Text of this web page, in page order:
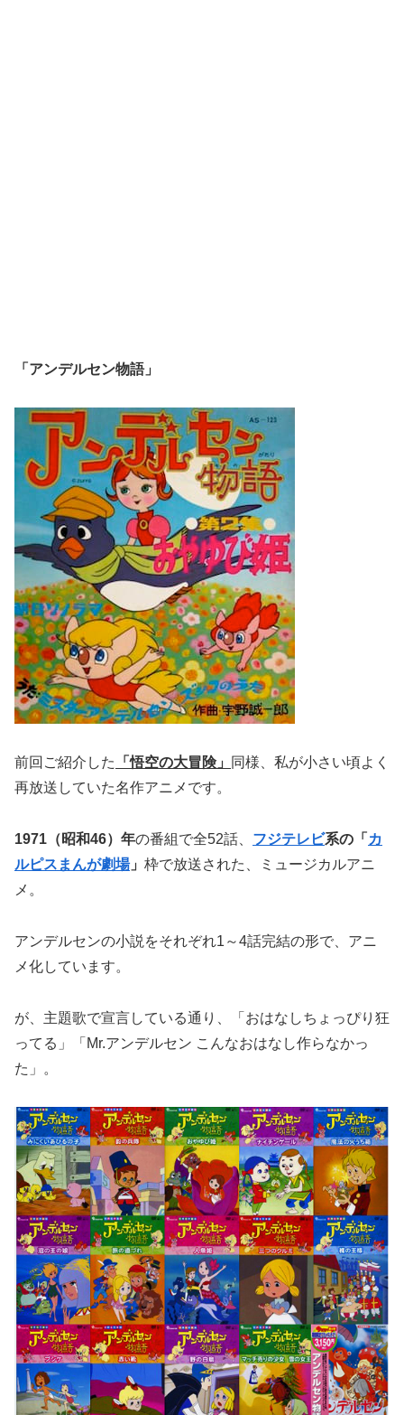
「アンデルセン物語」
前回ご紹介した 「悟空の大冒険」
同様、私が小さい頃よく
再放送していた名作アニメです。
1971（昭和46）年の番組で全52話、 フジテレビ系の「 カ
ルピスまんが劇場」 枠で放送された、ミュージカルアニ
メ。
アンデルセンの小説をそれぞれ1～4話完結の形で、 アニ
メ化しています。
が、主題歌で宣言している通り、「おはなしちょっぴり狂
ってる」「Mr.アンデルセン こんなおはなし作らなかっ
た」。